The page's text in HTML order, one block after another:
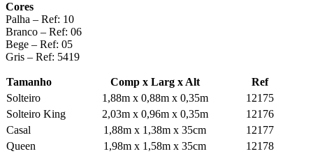
Cores
Palha – Ref: 10
Branco – Ref: 06
Bege – Ref: 05
Gris – Ref: 5419
Tamanho Comp x Larg x Alt
Ref
Solteiro
1,88m x 0,88m x 0,35m
12175
Solteiro King
2,03m x 0,96m x 0,35m
12176
Casal
1,88m x 1,38m x 35cm
12177
Queen
1,98m x 1,58m x 35cm
12178